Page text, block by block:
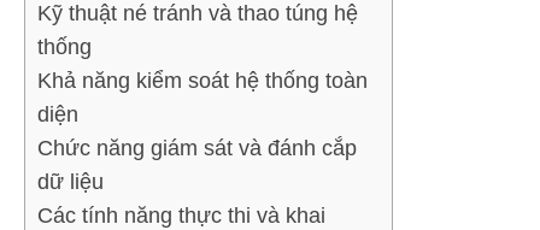
Kỹ thuật né tránh và thao túng hệ
thống
Khả năng kiểm soát hệ thống toàn
diện
Chức năng giám sát và đánh cắp
dữ liệu
Các tính năng thực thi và khai